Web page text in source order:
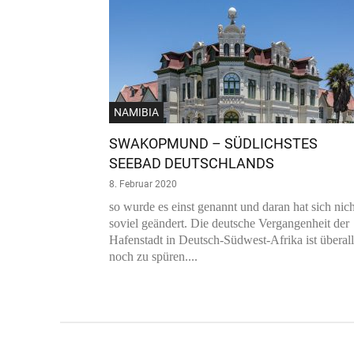
NAMIBIA
SWAKOPMUND – SÜDLICHSTES
SEEBAD DEUTSCHLANDS
8. Februar 2020
so wurde es einst genannt und daran hat sich
soviel geändert. Die deutsche Vergangenheit der
Hafenstadt in Deutsch-Südwest-Afrika ist überall
noch zu spüren....